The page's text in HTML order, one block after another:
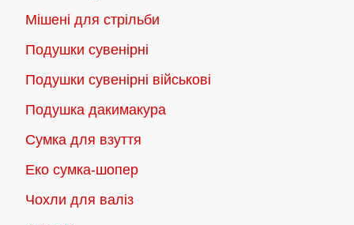
Мішені для стрільби
Подушки сувенірні
Подушки сувенірні військові
Подушка дакимакура
Сумка для взуття
Еко сумка-шопер
Чохли для валіз